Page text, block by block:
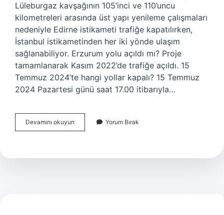
Lüleburgaz kavşağının 105’inci ve 110’uncu
kilometreleri arasında üst yapı yenileme çalışmaları
nedeniyle Edirne istikameti trafiğe kapatılırken,
İstanbul istikametinden her iki yönde ulaşım
sağlanabiliyor. Erzurum yolu açıldı mı? Proje
tamamlanarak Kasım 2022’de trafiğe açıldı. 15
Temmuz 2024’te hangi yollar kapalı? 15 Temmuz
2024 Pazartesi günü saat 17.00 itibarıyla…
Devamını okuyun Osmaniye
Yolu
Yorum Bırak